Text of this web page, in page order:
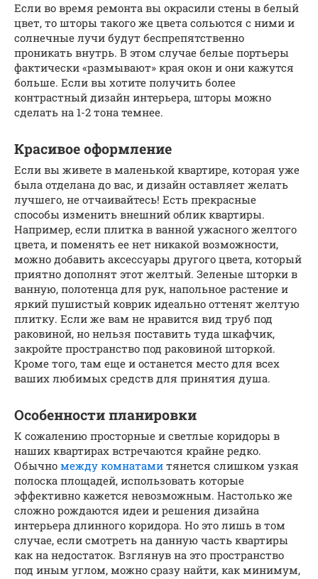
Если во время ремонта вы окрасили стены в белый
цвет, то шторы такого же цвета сольются с ними и
солнечные лучи будут беспрепятственно
проникать внутрь. В этом случае белые портьеры
фактически «размывают» края окон и они кажутся
больше. Если вы хотите получить более
контрастный дизайн интерьера, шторы можно
сделать на 1-2 тона темнее.
Красивое оформление
Если вы живете в маленькой квартире, которая уже
была отделана до вас, и дизайн оставляет желать
лучшего, не отчаивайтесь! Есть прекрасные
способы изменить внешний облик квартиры.
Например, если плитка в ванной ужасного желтого
цвета, и поменять ее нет никакой возможности,
можно добавить аксессуары другого цвета, который
приятно дополнят этот желтый. Зеленые шторки в
ванную, полотенца для рук, напольное растение и
яркий пушистый коврик идеально оттенят желтую
плитку. Если же вам не нравится вид труб под
раковиной, но нельзя поставить туда шкафчик,
закройте пространство под раковиной шторкой.
Кроме того, там еще и останется место для всех
ваших любимых средств для принятия душа.
Особенности планировки
К сожалению просторные и светлые коридоры в
наших квартирах встречаются крайне редко.
Обычно между комнатами тянется слишком узкая
полоска площадей, использовать которые
эффективно кажется невозможным. Настолько же
сложно рождаются идеи и решения дизайна
интерьера длинного коридора. Но это лишь в том
случае, если смотреть на данную часть квартиры
как на недостаток. Взглянув на это пространство
под иным углом, можно сразу найти, как минимум,